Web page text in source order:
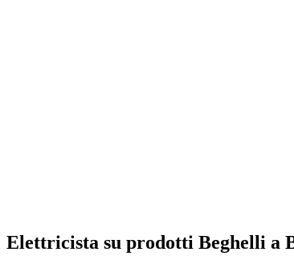
Elettricista su prodotti Beghelli a